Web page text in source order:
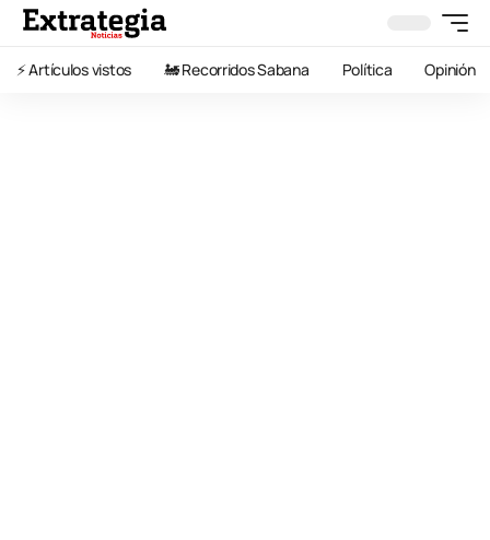
⚡️ Artículos vistos 🚂 Recorridos Sabana Política Opinión